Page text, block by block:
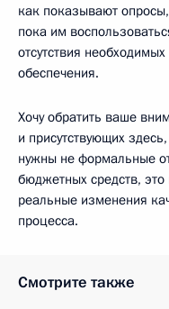
как показывают
пока им
отсутствия
обеспечения.
Хочу обратить ваше
и присутствующих
нужны не формальные
бюджетных средств,
реальные изменения
процесса.
Смотрите также